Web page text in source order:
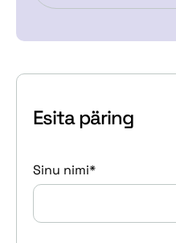
Esita päring
Sinu nimi*